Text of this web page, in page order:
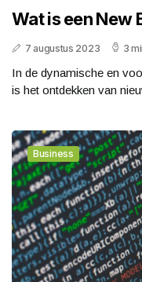
Wat is een New
7 augustus 2023 3
In de dynamische en
is het ontdekken van
Business